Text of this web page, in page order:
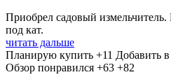
Приобрел садовый
под кат.
читать дальше
Планирую купить +11 Добавить
Обзор понравился +63 +82